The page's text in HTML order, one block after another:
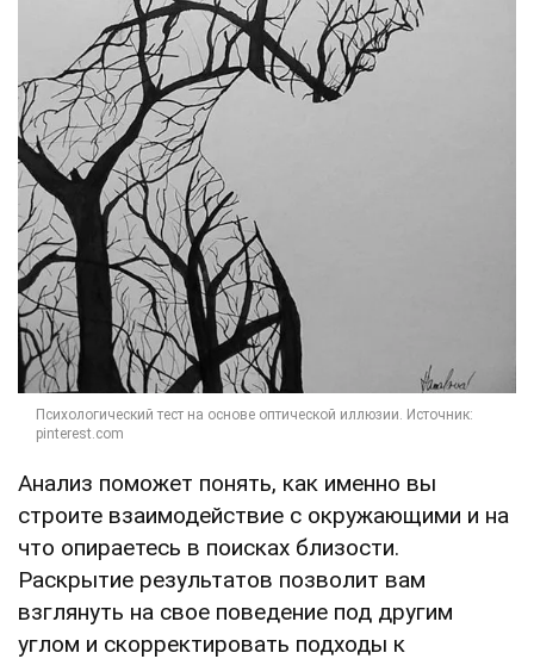
Анализ поможет понять, как именно вы
строите взаимодействие с окружающими и на
что опираетесь в поисках близости.
Раскрытие результатов позволит вам
взглянуть на свое поведение под другим
углом и скорректировать подходы к